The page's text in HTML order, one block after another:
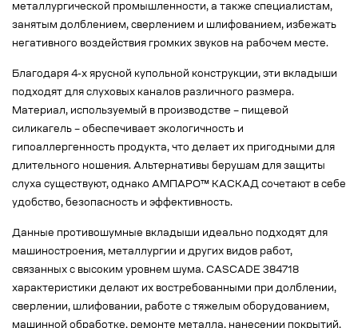
металлургической промышленности, а также специалистам,
занятым долблением, сверлением и шлифованием, избежать
негативного воздействия громких звуков на рабочем месте.
Благодаря 4-х ярусной купольной конструкции, эти вкладыши
подходят для слуховых каналов различного размера.
Материал, используемый в производстве – пищевой
силикагель – обеспечивает экологичность и
гипоаллергенность продукта, что делает их пригодными для
длительного ношения. Альтернативы берушам для защиты
слуха существуют, однако АМПАРО™ КАСКАД сочетают в себе
удобство, безопасность и эффективность.
Данные противошумные вкладыши идеально подходят для
машиностроения, металлургии и других видов работ,
связанных с высоким уровнем шума. CASCADE 384718
характеристики делают их востребованными при долблении,
сверлении, шлифовании, работе с тяжелым оборудованием,
машинной обработке, ремонте металла, нанесении покрытий,